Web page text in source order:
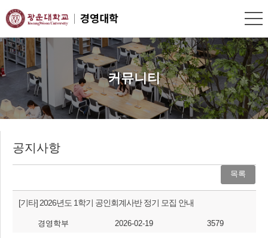
커뮤니티
공지사항
목록
[기타] 2026년도 1학기 공인회계사반 정기 모집 안내
경영학부 2026-02-19 3579